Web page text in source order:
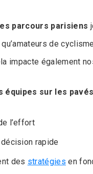
parcours parisiens
de
impacte également
équipes sur les
l’effort
rapide
des stratégies en